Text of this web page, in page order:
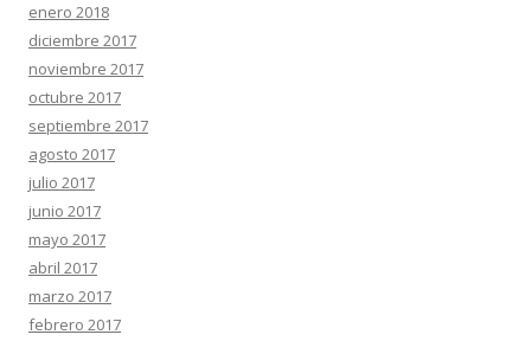
enero 2018
diciembre 2017
noviembre 2017
octubre 2017
septiembre 2017
agosto 2017
julio 2017
junio 2017
mayo 2017
abril 2017
marzo 2017
febrero 2017